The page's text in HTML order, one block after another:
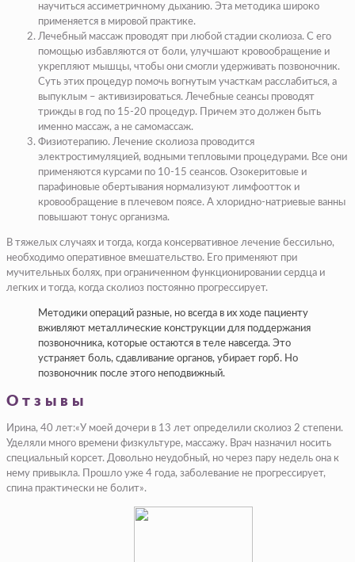
научиться ассиметричному дыханию. Эта методика широко
применяется в мировой практике.
Лечебный массаж проводят при любой стадии сколиоза. С его
помощью избавляются от боли, улучшают кровообращение и
укрепляют мышцы, чтобы они смогли удерживать позвоночник.
Суть этих процедур помочь вогнутым участкам расслабиться, а
выпуклым – активизироваться. Лечебные сеансы проводят
трижды в год по 15-20 процедур. Причем это должен быть
именно массаж, а не самомассаж.
Физиотерапию. Лечение сколиоза проводится
электростимуляцией, водными тепловыми процедурами. Все они
применяются курсами по 10-15 сеансов. Озокеритовые и
парафиновые обертывания нормализуют лимфоотток и
кровообращение в плечевом поясе. А хлоридно-натриевые ванны
повышают тонус организма.
В тяжелых случаях и тогда, когда консервативное лечение бессильно,
необходимо оперативное вмешательство. Его применяют при
мучительных болях, при ограниченном функционировании сердца и
легких и тогда, когда сколиоз постоянно прогрессирует.
Методики операций разные, но всегда в их ходе пациенту
вживляют металлические конструкции для поддержания
позвоночника, которые остаются в теле навсегда. Это
устраняет боль, сдавливание органов, убирает горб. Но
позвоночник после этого неподвижный.
Отзывы
Ирина, 40 лет:«У моей дочери в 13 лет определили сколиоз 2 степени.
Уделяли много времени физкультуре, массажу. Врач назначил носить
специальный корсет. Довольно неудобный, но через пару недель она к
нему привыкла. Прошло уже 4 года, заболевание не прогрессирует,
спина практически не болит».